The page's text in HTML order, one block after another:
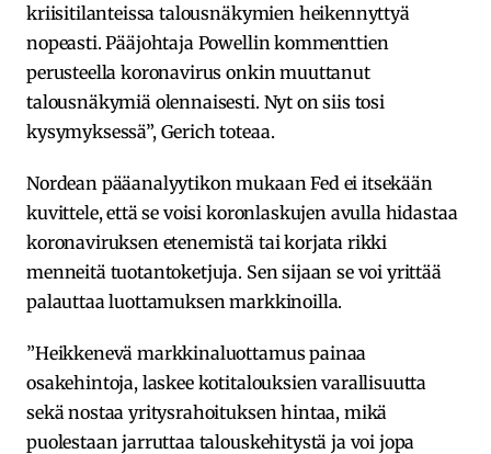
kriisitilanteissa talousnäkymien heikennyttyä
nopeasti. Pääjohtaja Powellin kommenttien
perusteella koronavirus onkin muuttanut
talousnäkymiä olennaisesti. Nyt on siis tosi
kysymyksessä”, Gerich toteaa.
Nordean pääanalyytikon mukaan Fed ei itsekään
kuvittele, että se voisi koronlaskujen avulla hidastaa
koronaviruksen etenemistä tai korjata rikki
menneitä tuotantoketjuja. Sen sijaan se voi yrittää
palauttaa luottamuksen markkinoilla.
”Heikkenevä markkinaluottamus painaa
osakehintoja, laskee kotitalouksien varallisuutta
sekä nostaa yritysrahoituksen hintaa, mikä
puolestaan jarruttaa talouskehitystä ja voi jopa